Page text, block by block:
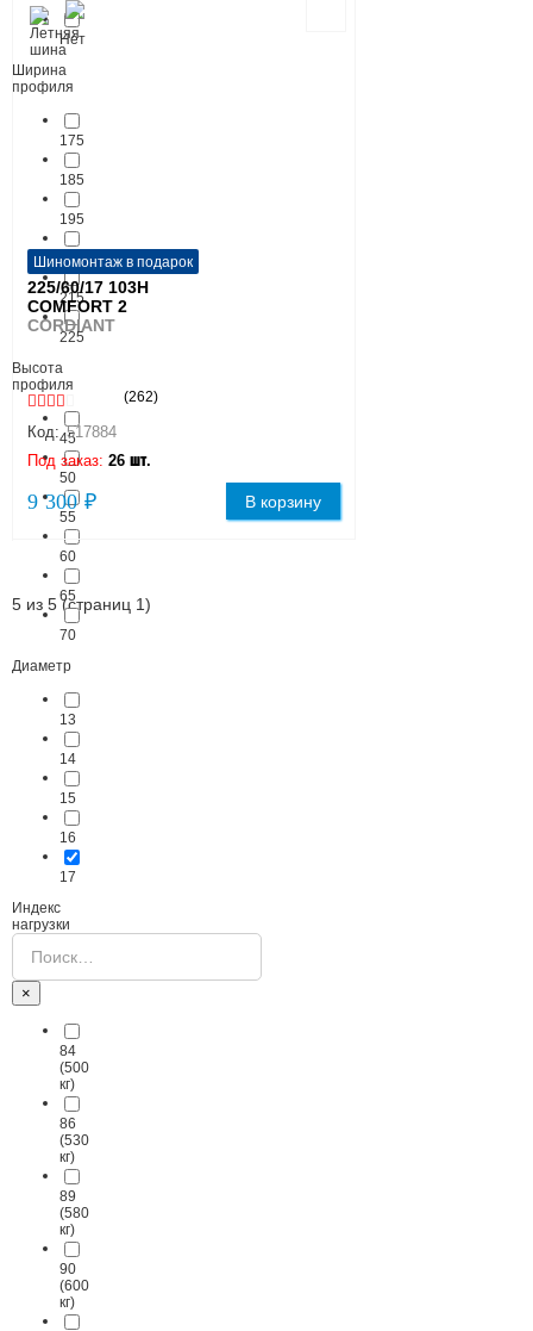
Нет
Ширина
профиля
175
185
195
205
215
225
Высота
профиля
45
50
55
60
65
70
Диаметр
13
14
15
16
17
Индекс
нагрузки
×
84
(500
кг)
86
(530
кг)
89
(580
кг)
90
(600
кг)
Шиномонтаж в подарок
225/60/17 103H
COMFORT 2
CORDIANT
(262)
Код:517884
Под заказ: 26 шт.
9 300 ₽ В корзину
5 из 5 (страниц 1)